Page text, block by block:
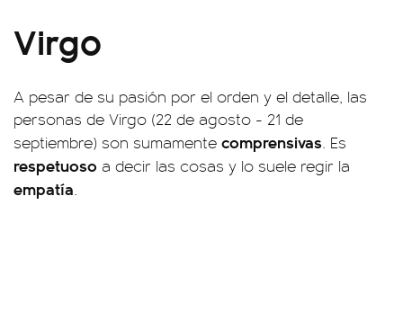
Virgo
A pesar de su pasión por el orden y el detalle, las
personas de Virgo (22 de agosto - 21 de
septiembre) son sumamente comprensivas. Es
respetuoso a decir las cosas y lo suele regir la
empatía.